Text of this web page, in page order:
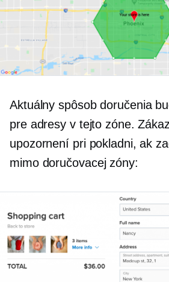
Aktuálny spôsob doručenia
pre adresy v tejto zóne.
upozornení pri pokladni, ak
mimo doručovacej zóny: